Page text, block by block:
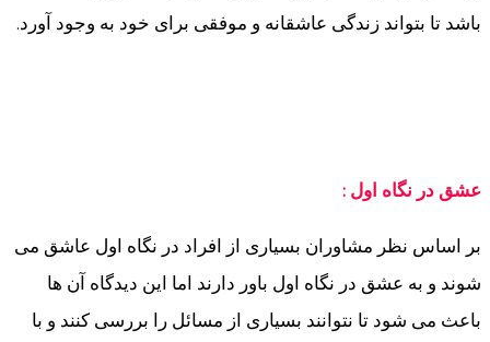
باشد تا بتواند زندگی عاشقانه و موفقی برای خود به وجود آورد.
عشق در نگاه اول :
بر اساس نظر مشاوران بسیاری از افراد در نگاه اول عاشق می
شوند و به عشق در نگاه اول باور دارند اما این دیدگاه آن ها
باعث می شود تا نتوانند بسیاری از مسائل را بررسی کنند و با